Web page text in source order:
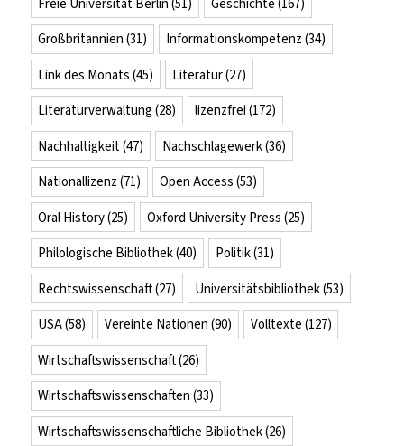
Großbritannien (31) Informationskompetenz (34)
Link des Monats (45) Literatur(27)
Literaturverwaltung (28) lizenzfrei (172)
Nachhaltigkeit(47) Nachschlagewerk(36)
Nationallizenz (71) Open Access (53)
Oral History(25) Oxford University Press (25)
Philologische Bibliothek(40) Politik(31)
Rechtswissenschaft(27) Universitätsbibliothek(53)
USA(58) Vereinte Nationen (90) Volltexte (127)
Wirtschaftswissenschaft(26)
Wirtschaftswissenschaften (33)
Wirtschaftswissenschaftliche Bibliothek(26)